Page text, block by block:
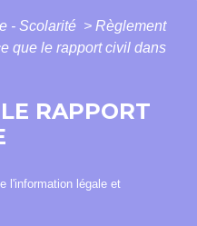
- Scolarité > Règlement
que le rapport civil dans
RAPPORT
l'information légale et